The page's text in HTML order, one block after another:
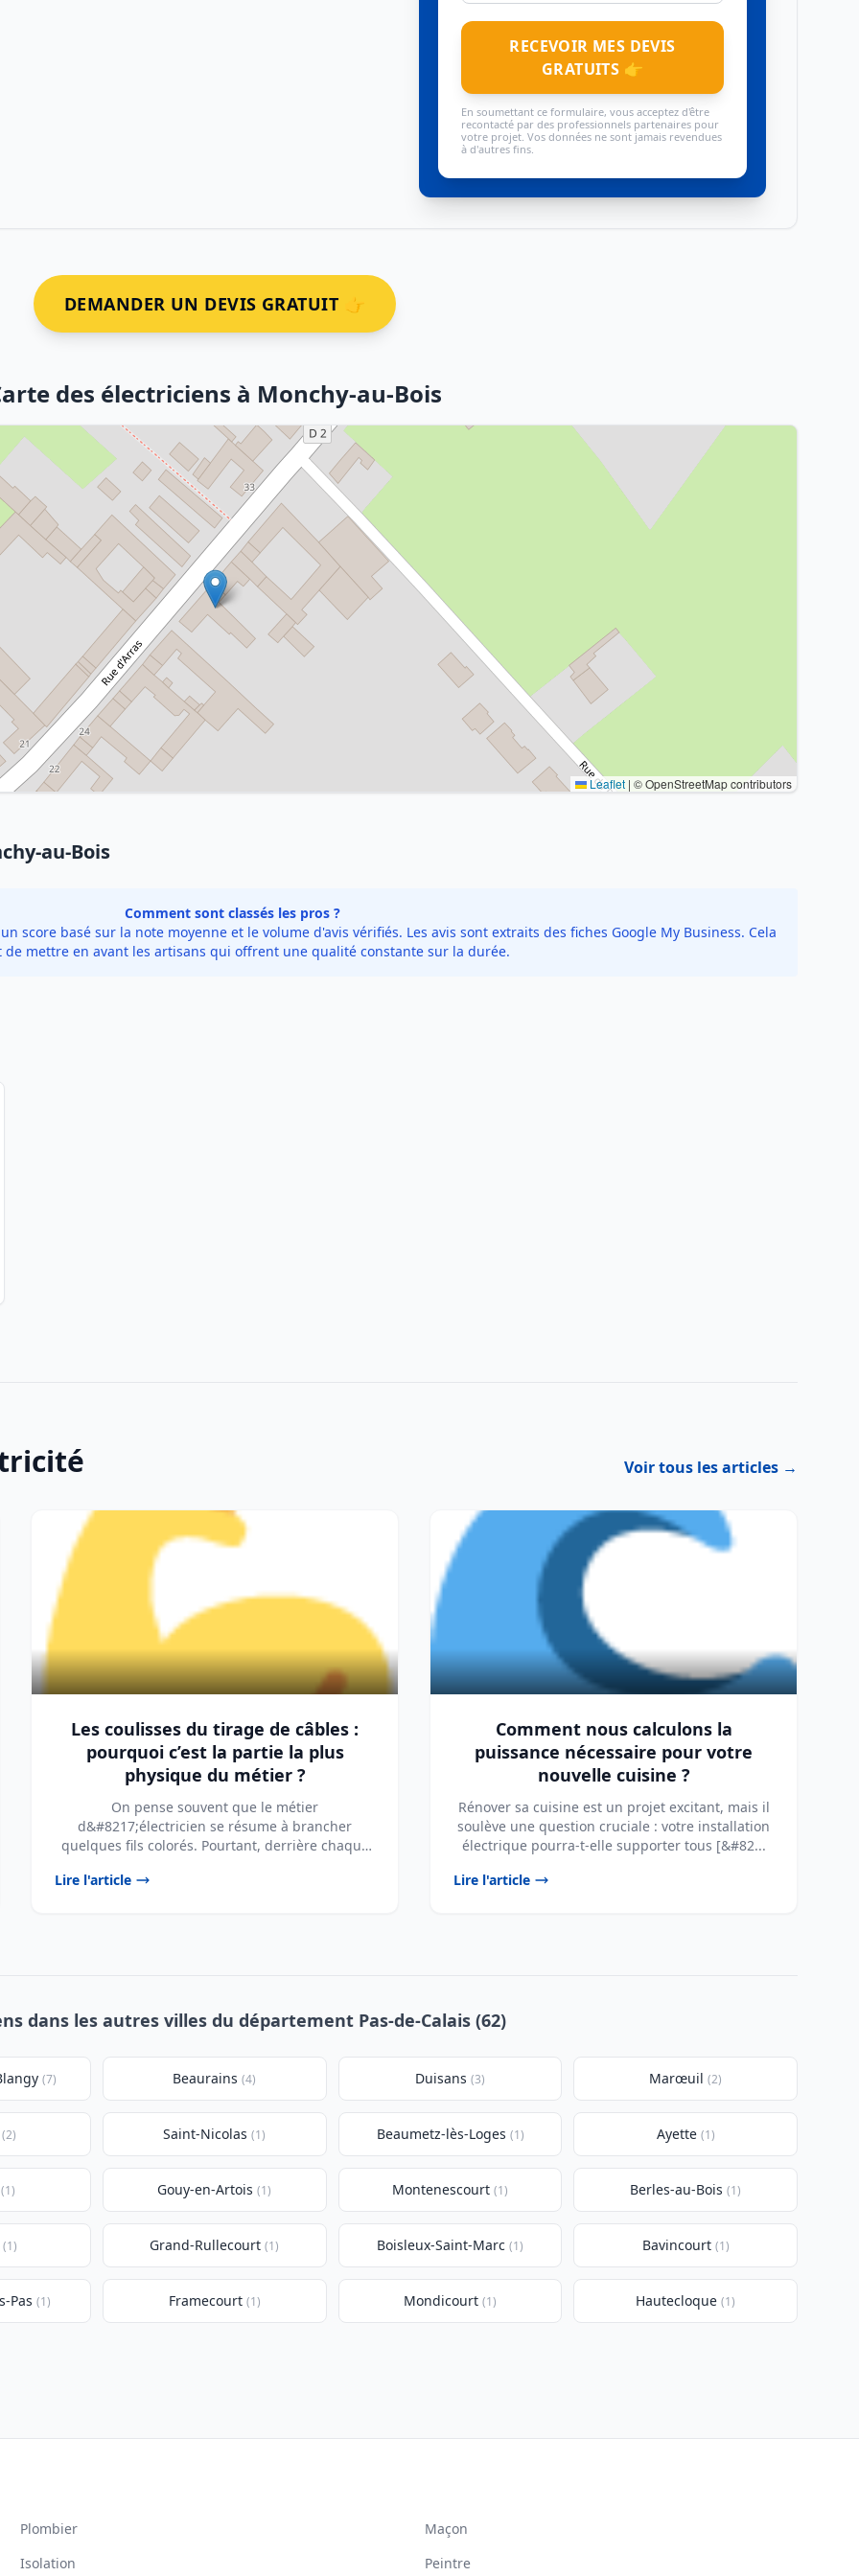
RECEVOIR MES DEVIS
GRATUITS 👉
En soumettant ce formulaire, vous acceptez d'être
recontacté par des professionnels partenaires pour
votre projet. Vos données ne sont jamais revendues
à d'autres fins.
DEMANDER UN DEVIS GRATUIT 👉
des électriciens à Monchy-au-Bois
Leaflet | © OpenStreetMap contributors
au-Bois
Comment sont classés les pros ?
score basé sur la note moyenne et le volume d'avis vérifiés. Les avis sont extraits des fiches Google My Business. Cela
de mettre en avant les artisans qui offrent une qualité constante sur la durée.
Voir tous les articles →
Les coulisses du tirage de câbles :
pourquoi c’est la partie la plus
physique du métier ?
On pense souvent que le métier
d&#8217;électricien se résume à brancher
quelques fils colorés. Pourtant, derrière chaque
Lire l'article
Comment nous calculons la
puissance nécessaire pour votre
nouvelle cuisine ?
Rénover sa cuisine est un projet excitant, mais il
soulève une question cruciale : votre installation
électrique pourra-t-elle supporter tous [&#82...
Lire l'article
dans les autres villes du département Pas-de-Calais (62)
(7) Beaurains (4) Duisans (3) Marœuil (2)
(2) Saint-Nicolas (1) Beaumetz-lès-Loges (1) Ayette (1)
(1) Gouy-en-Artois (1) Montenescourt (1) Berles-au-Bois (1)
(1) Grand-Rullecourt (1) Boisleux-Saint-Marc (1) Bavincourt (1)
Pas (1) Framecourt (1) Mondicourt (1) Hautecloque (1)
Plombier
Maçon
Isolation
Peintre